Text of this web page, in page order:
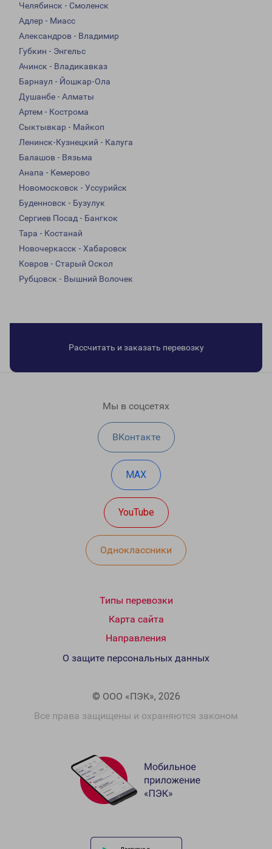
Челябинск - Смоленск
Адлер - Миасс
Александров - Владимир
Губкин - Энгельс
Ачинск - Владикавказ
Барнаул - Йошкар-Ола
Душанбе - Алматы
Артем - Кострома
Сыктывкар - Майкоп
Ленинск-Кузнецкий - Калуга
Балашов - Вязьма
Анапа - Кемерово
Новомосковск - Уссурийск
Буденновск - Бузулук
Сергиев Посад - Бангкок
Тара - Костанай
Новочеркасск - Хабаровск
Ковров - Старый Оскол
Рубцовск - Вышний Волочек
Рассчитать и заказать перевозку
Мы в соцсетях
ВКонтакте
MAX
YouTube
Одноклассники
Типы перевозки
Карта сайта
Направления
© ООО «ПЭК», 2026
Все права защищены и охраняются законом
О защите персональных данных